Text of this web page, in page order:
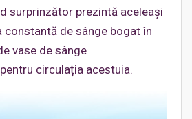
surprinzător prezintă aceleași
constantă de sânge bogat în
vase de sânge
circulația acestuia.